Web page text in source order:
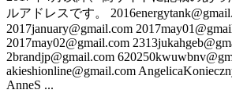
ルアドレスです。
2017january@gmail.com
2017may02@gmail.com
2brandjp@gmail.com
akieshionline@gmail.com
AnneS ...